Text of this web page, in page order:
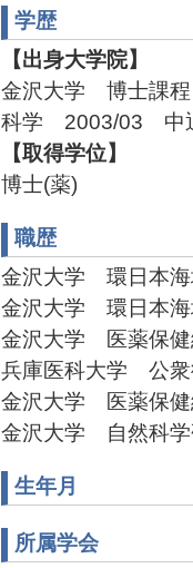
学歴
【出身大学院】
金沢大学 博士課
科学 2003/03 中
【取得学位】
博士(薬)
職歴
金沢大学 環日本
金沢大学 環日本
金沢大学 医薬保
兵庫医科大学 公
金沢大学 医薬保
金沢大学 自然科
生年月
所属学会